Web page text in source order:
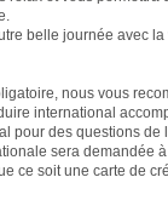
belle journée avec la
nous vous
international
pour des questions de
sera demandée
ce soit une carte de